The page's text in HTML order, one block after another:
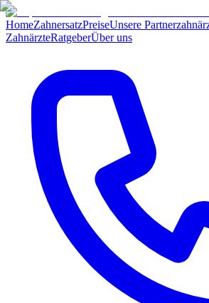
HomeZahnersatzPreiseUnsere
ZahnärzteRatgeberÜber uns